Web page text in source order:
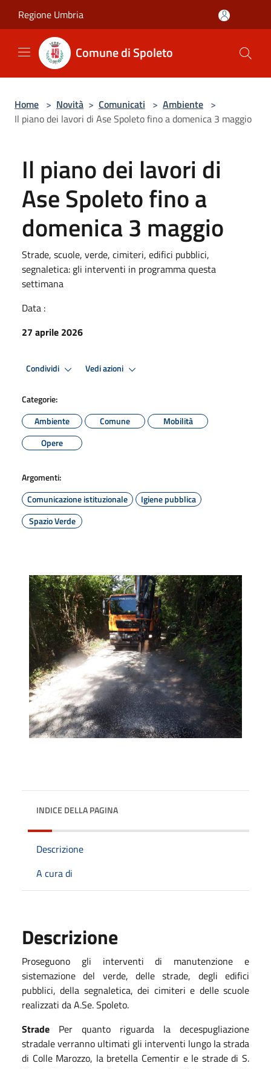
Regione Umbria
Comune di Spoleto
Home > Novità > Comunicati > Ambiente >
Il piano dei lavori di Ase Spoleto fino a domenica 3 maggio
Il piano dei lavori di
Ase Spoleto fino a
domenica 3 maggio
Strade, scuole, verde, cimiteri, edifici pubblici,
segnaletica: gli interventi in programma questa
settimana
Data :
27 aprile 2026
Condividi Vedi azioni
Categorie:
Ambiente
Comune
Mobilità
Opere
Argomenti:
Comunicazione istituzionale
Igiene pubblica
Spazio Verde
INDICE DELLA PAGINA
Descrizione
A cura di
Descrizione
Proseguono gli interventi di manutenzione e
sistemazionedel verde,delle strade, degli edifici
pubblici, della segnaletica,dei cimiteri e delle scuole
realizzati da A.Se. Spoleto.
Strade
Per quanto riguarda la decespugliazione
stradaleverranno ultimati gli interventi lungo la strada
di Colle Marozzo, la bretella Cementir e le strade di S.